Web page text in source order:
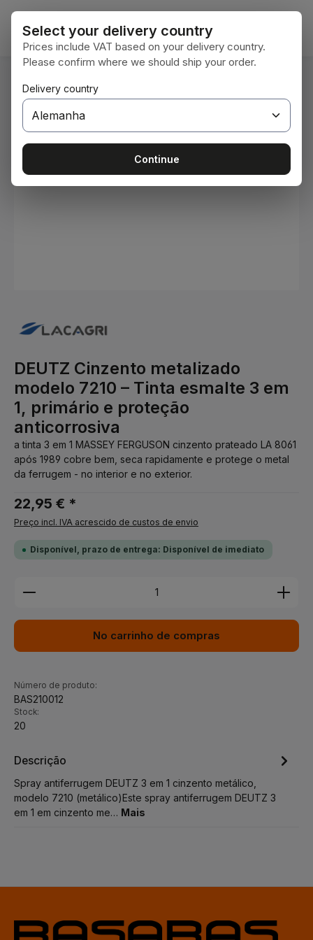
Ir para o conteúdo principal
Você está aqui: Home
DEUTZ Cinzento metalizado
modelo 7210 – Tinta esmalte 3 em
1, primário e proteção
anticorrosiva
a tinta 3 em 1 MASSEY FERGUSON cinzento prateado LA 8061
após 1989 cobre bem, seca rapidamente e protege o metal
da ferrugem - no interior e no exterior.
22,95 € *
Preço incl. IVA acrescido de custos de envio
Disponível, prazo de entrega: Disponível de imediato
Quantidade do Produto: Insira a quantidade
No carrinho de compras
Número de produto:
BAS210012
Stock:
20
Descrição
Spray antiferrugem DEUTZ 3 em 1 cinzento metálico,
modelo 7210 (metálico)Este spray antiferrugem DEUTZ 3
em 1 em cinzento me… Mais
Select your delivery country
Prices include VAT based on your delivery country.
Please confirm where we should ship your order.
Delivery country
Continue